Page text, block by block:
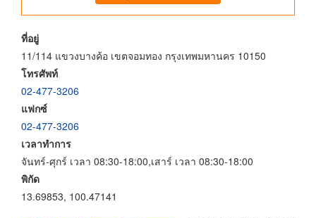
ที่อยู่
11/114 แขวงบางค้อ เขตจอมทอง กรุงเทพมหานคร 10150
โทรศัพท์
02-477-3206
แฟกซ์
02-477-3206
เวลาทำการ
จันทร์-ศุกร์ เวลา 08:30-18:00,เสาร์ เวลา 08:30-18:00
พิกัด
13.69853, 100.47141